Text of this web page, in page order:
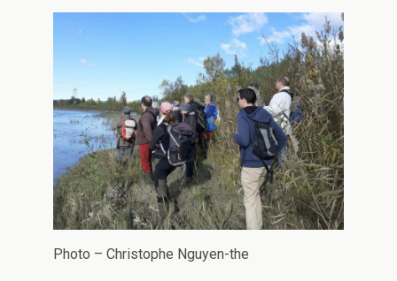
Photo – Christophe Nguyen-the